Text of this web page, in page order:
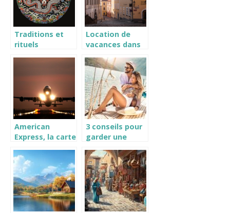
Traditions et
rituels
du nouvel an
chinois
Location de
vacances dans
decouvrez un
territoire
d’exception
American
Express, la carte
vacances a
l’etranger
3 conseils pour
garder une
beauté en
voyage